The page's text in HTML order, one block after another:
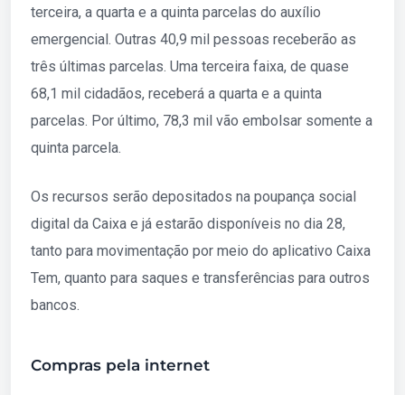
terceira, a quarta e a quinta parcelas do auxílio
emergencial. Outras 40,9 mil pessoas receberão as
três últimas parcelas. Uma terceira faixa, de quase
68,1 mil cidadãos, receberá a quarta e a quinta
parcelas. Por último, 78,3 mil vão embolsar somente a
quinta parcela.
Os recursos serão depositados na poupança social
digital da Caixa e já estarão disponíveis no dia 28,
tanto para movimentação por meio do aplicativo Caixa
Tem, quanto para saques e transferências para outros
bancos.
Compras pela internet